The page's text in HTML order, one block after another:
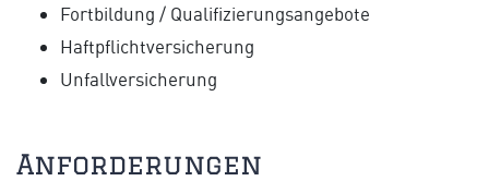
Fortbildung / Qualifizierungsangebote
Haftpflichtversicherung
Unfallversicherung
Anforderungen